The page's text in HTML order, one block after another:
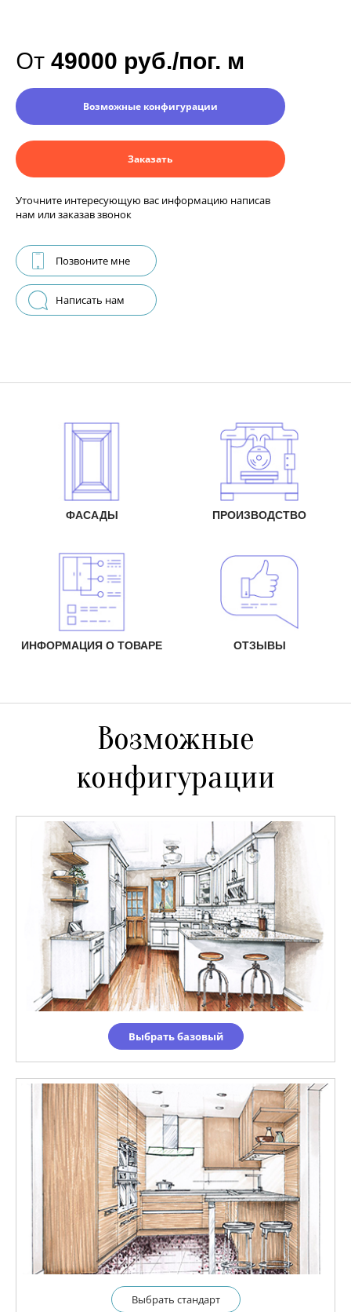
От 49000 руб./пог. м
Возможные конфигурации
Заказать
Уточните интересующую вас информацию написав
нам или заказав звонок
Позвоните мне
Написать нам
ФАСАДЫ ПРОИЗВОДСТВО
ИНФОРМАЦИЯ О ТОВАРЕ ОТЗЫВЫ
Возможные
конфигурации
Выбрать базовый
Выбрать cтандарт